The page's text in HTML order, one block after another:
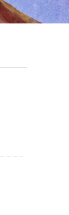
党建下